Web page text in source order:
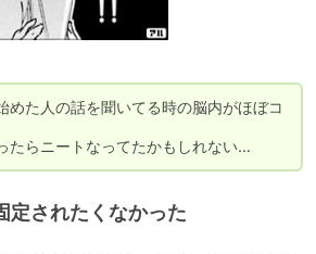
めた人の話を聞いてる時の脳内がほぼコ
たらニートなってたかもしれない…
定されたくなかった